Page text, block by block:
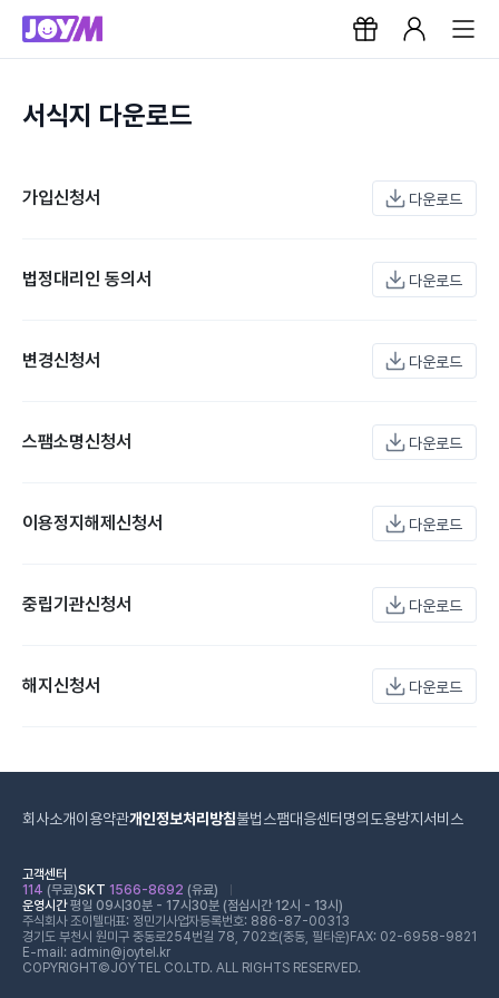
서식지 다운로드
가입신청서 다운로드
법정대리인 동의서 다운로드
변경신청서 다운로드
스팸소명신청서 다운로드
이용정지해제신청서 다운로드
중립기관신청서 다운로드
해지신청서 다운로드
회사소개이용약관개인정보처리방침불법스팸대응센터 명의도용방지서비스
고객센터
114 (무료)SKT 1566-8692 (유료)
운영시간평일 09시30분 - 17시30분 (점심시간 12시 - 13시)
주식회사 조이텔대표: 정민기 사업자등록번호: 886-87-00313
경기도 부천시 원미구 중동로254번길 78, 702호(중동, 필타운) FAX: 02-6958-9821
E-mail: admin@joytel.kr
COPYRIGHT©JOYTEL CO.LTD. ALL RIGHTS RESERVED.